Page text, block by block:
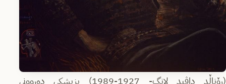
(ڕۆناڵد داڤید لانگ- 1927-1989) پزیشکی دەروونی